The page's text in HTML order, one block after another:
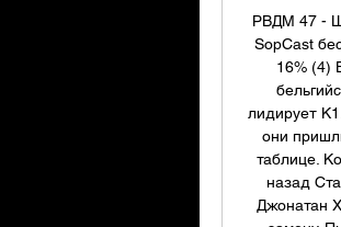
РВДМ 47 -
SopCast
16% (4)
лидирует
они
таблице.
назад
Джонатан